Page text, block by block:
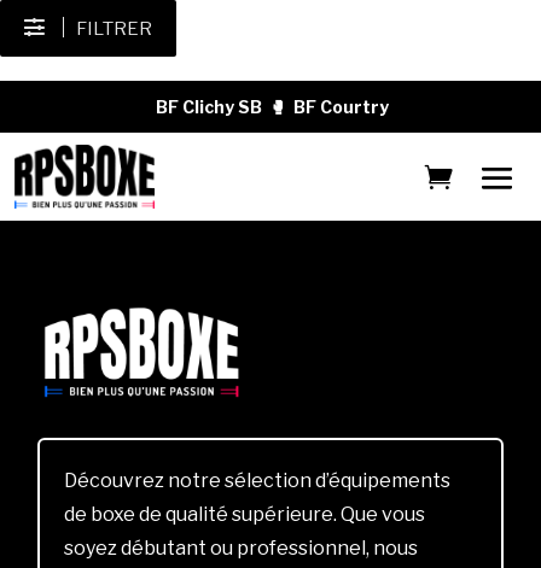
FILTRER
BF Clichy SB 🥊 BF Courtry
Découvrez notre sélection d’équipements
de boxe de qualité supérieure. Que vous
soyez débutant ou professionnel, nous